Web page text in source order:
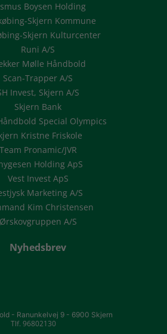
Boysen Holding
Skjern Kommune
Skjern Kulturcenter
Runi A/S
Mølle Håndbold
Scan-Trapper A/S
Invest, Skjern A/S
Skjern Bank
Special Olympics
Kristne Friskole
Team Pronamic/JVR
Holding ApS
Vest Invest ApS
Marketing A/S
Kim Christensen
Ørskovgruppen A/S
Nyhedsbrev
- Ranunkelvej 9 - 6900 Skjern
Tlf. 96802130